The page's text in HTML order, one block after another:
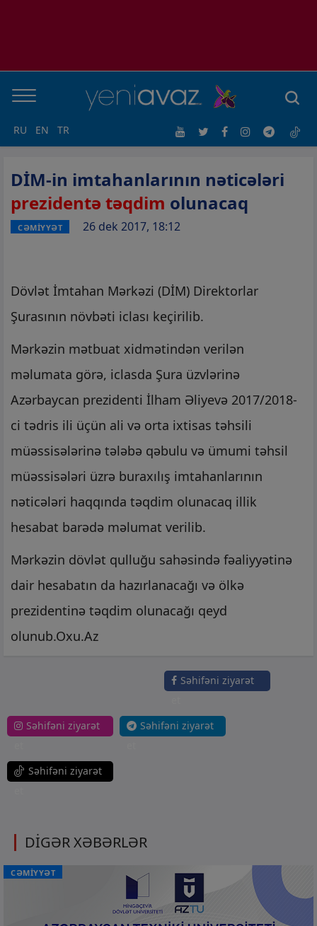
RU EN TR
DİM-in imtahanlarının nəticələri
prezidentə təqdim olunacaq
CƏMİYYƏT 26 dek 2017, 18:12
Dövlət İmtahan Mərkəzi (DİM) Direktorlar
Şurasının növbəti iclası keçirilib.
Mərkəzin mətbuat xidmətindən verilən
məlumata görə, iclasda Şura üzvlərinə
Azərbaycan prezidenti İlham Əliyevə 2017/2018-
ci tədris ili üçün ali və orta ixtisas təhsili
müəssisələrinə tələbə qəbulu və ümumi təhsil
müəssisələri üzrə buraxılış imtahanlarının
nəticələri haqqında təqdim olunacaq illik
hesabat barədə məlumat verilib.
Mərkəzin dövlət qulluğu sahəsində fəaliyyətinə
dair hesabatın da hazırlanacağı və ölkə
prezidentinə təqdim olunacağı qeyd
olunub.Oxu.Az
Səhifəni ziyarət
Səhifəni ziyarət
Səhifəni ziyarət
Səhifəni ziyarət
DİGƏR XƏBƏRLƏR
CƏMİYYƏT